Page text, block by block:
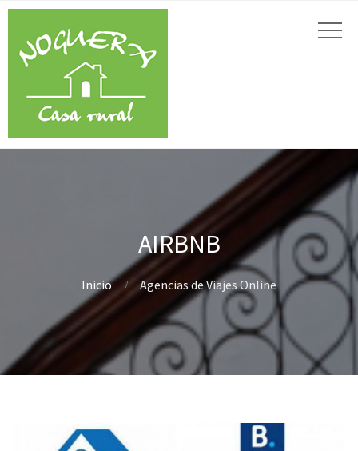
AIRBNB
Inicio Agencias de Viajes Online